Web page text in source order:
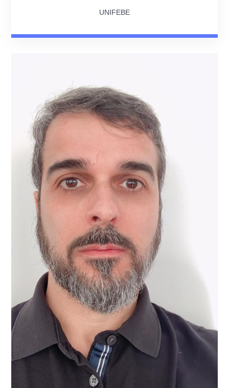
UNIFEBE